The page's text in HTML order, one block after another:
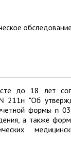
до 18 лет
211н "Об
формы n
а также